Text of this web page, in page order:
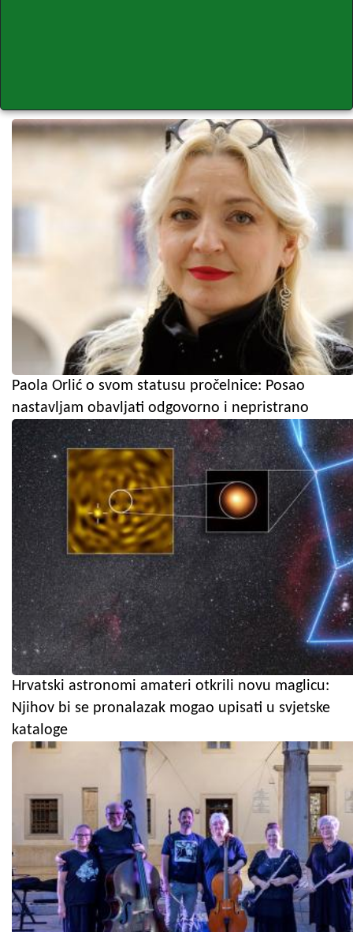
Paola Orlić o svom statusu pročelnice: Posao
nastavljam obavljati odgovorno i nepristrano
Hrvatski astronomi amateri otkrili novu maglicu:
Njihov bi se pronalazak mogao upisati u svjetske
kataloge